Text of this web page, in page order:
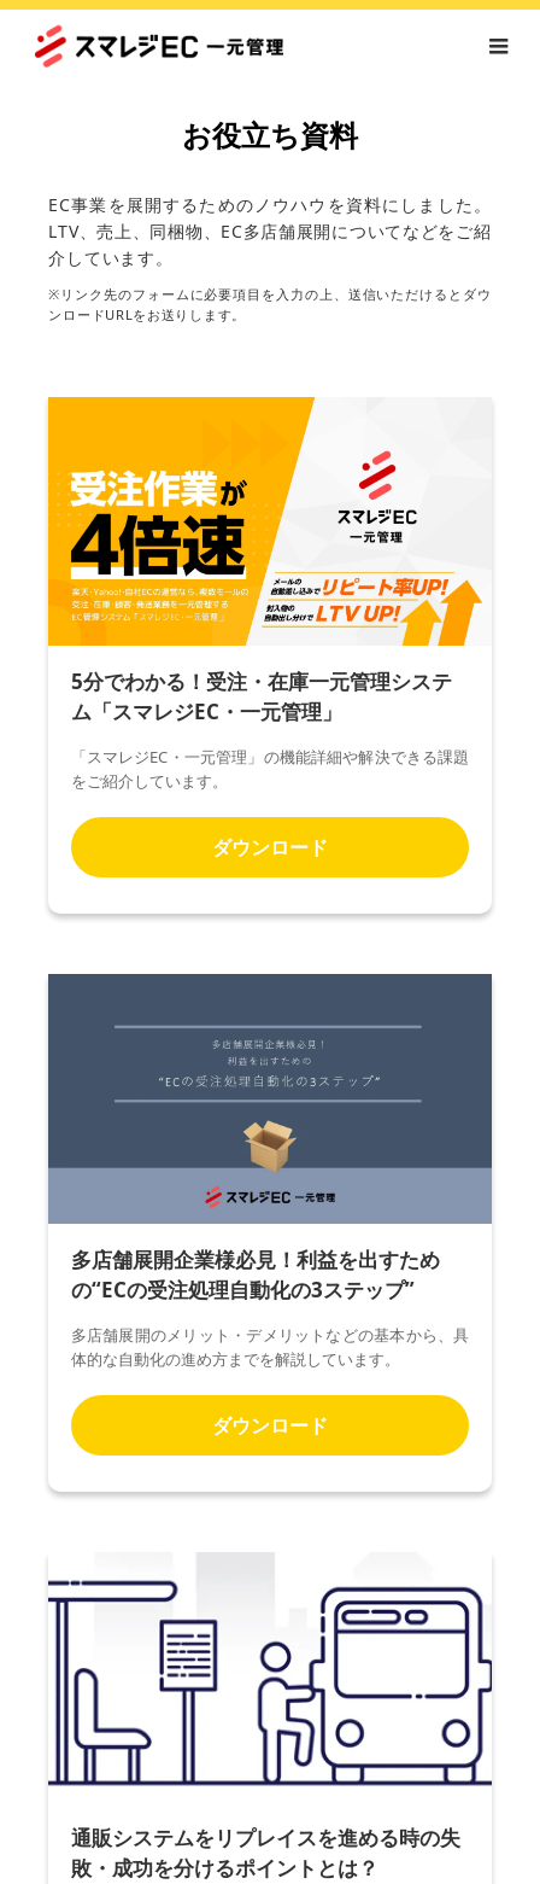
お役立ち資料
EC事業を展開するためのノウハウを資料にしました。
LTV、売上、同梱物、EC多店舗展開についてなどをご紹
介しています。
※リンク先のフォームに必要項目を入力の上、送信いただけるとダウ
ンロードURLをお送りします。
5分でわかる！受注・在庫一元管理システ
ム「スマレジEC・一元管理」
「スマレジEC・一元管理」の機能詳細や解決できる課題
をご紹介しています。
ダウンロード
多店舗展開企業様必見！利益を出すため
の“ECの受注処理自動化の3ステップ”
多店舗展開のメリット・デメリットなどの基本から、具
体的な自動化の進め方までを解説しています。
ダウンロード
通販システムをリプレイスを進める時の失
敗・成功を分けるポイントとは？